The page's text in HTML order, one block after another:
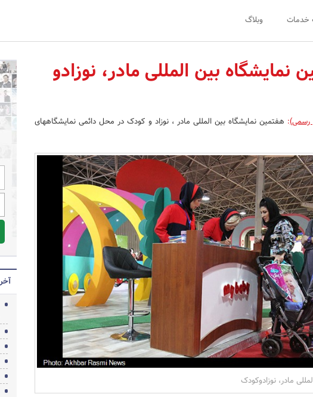
خدمات وبلاگ
بین المللی مادر، نوزادو
رسمی): هفتمین نمایشگاه بین المللی مادر ، نوزاد و کودک در محل دائمی نمایشگاههای
مادر، نوزادوکودک